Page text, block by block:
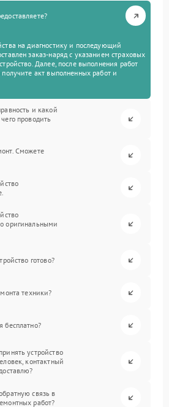
на диагностику и последующий
заказ-наряд с указанием страховых
Далее, после выполнения работ
акт выполненных работ и
и какой
проводить
Сможете
оригинальными
готово?
техники?
бесплатно?
устройство
контактный
связь в
работ?